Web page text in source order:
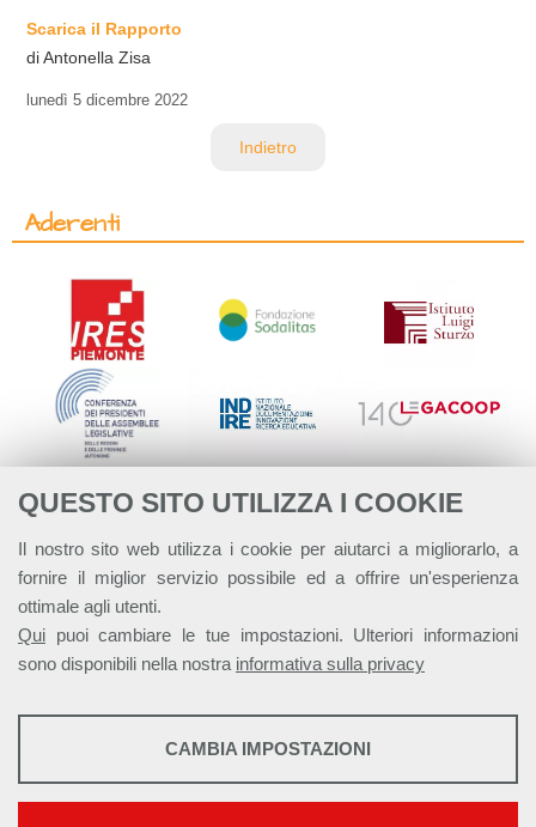
QUESTO SITO UTILIZZA I COOKIE
Il nostro sito web utilizza i cookie per aiutarci a migliorarlo, a
fornire il miglior servizio possibile ed a offrire un'esperienza
ottimale agli utenti.
Qui puoi cambiare le tue impostazioni. Ulteriori informazioni
sono disponibili nella nostra informativa sulla privacy
STATISTICHE
CAMBIA IMPOSTAZIONI
Scarica il Rapporto
di Antonella Zisa
lunedì 5 dicembre 2022
Indietro
Aderenti
Alleanza Italiana per lo Sviluppo Sostenibile - ASviS